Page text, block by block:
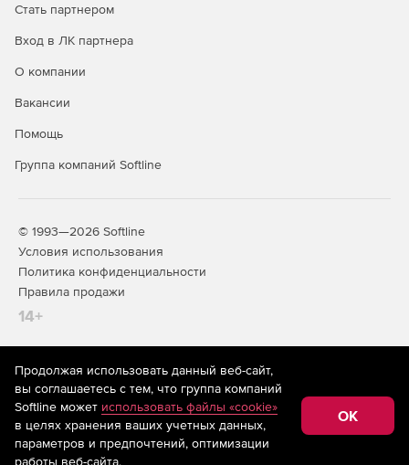
автоматической отчетности об обнаруженных
Функции Red Gate SmartAssembly позволяют
выполнять защиту и обфускацию .NET-кода, а также
использовании реализованных в приложениях
Стать партнером
Вход в ЛК партнера
О компании
Вакансии
Помощь
Группа компаний Softline
© 1993—2026 Softline
Условия использования
Политика конфиденциальности
Правила продажи
14+
На информационном ресурсе store.softline.ru применяются
рекомендательные технологии(информационные технологии
предоставления информации на основе сбора,
систематизации и анализа сведений, относящихся к
предпочтениям пользователей сети «Интернет»,
находящихся на территории Российской Федерации)
Продолжая использовать данный веб-сайт,
вы соглашаетесь с тем, что группа компаний
Softline может использовать файлы «cookie»
в целях хранения ваших учетных данных,
параметров и предпочтений, оптимизации
работы веб-сайта.
OK